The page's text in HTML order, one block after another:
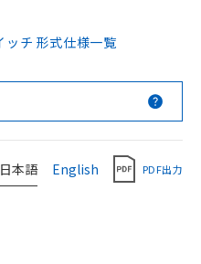
チ 形式仕様一覧
日本語 English PDF出力